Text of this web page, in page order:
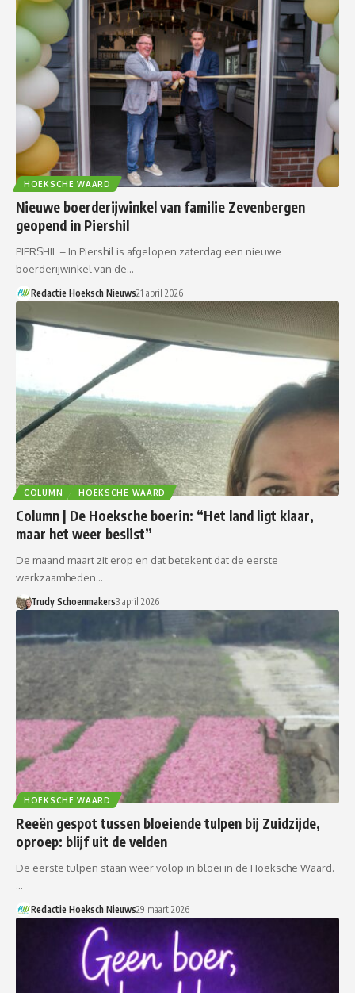
HOEKSCHE WAARD
Nieuwe boerderijwinkel van familie Zevenbergen
geopend in Piershil
PIERSHIL – In Piershil is afgelopen zaterdag een nieuwe
boerderijwinkel van de…
Redactie Hoeksch Nieuws21 april 2026
COLUMN HOEKSCHE WAARD
Column | De Hoeksche boerin: “Het land ligt klaar,
maar het weer beslist”
De maand maart zit erop en dat betekent dat de eerste
werkzaamheden…
Trudy Schoenmakers3 april 2026
HOEKSCHE WAARD
Reeën gespot tussen bloeiende tulpen bij Zuidzijde,
oproep: blijf uit de velden
De eerste tulpen staan weer volop in bloei in de Hoeksche Waard.
…
Redactie Hoeksch Nieuws29 maart 2026